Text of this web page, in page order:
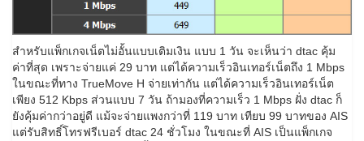
สำหรับแพ็กเกจเน็ตไม่อั้นแบบเติมเงิน แบบ 1 วัน จะเห็นว่า dtac คุ้ม
ค่าที่สุด เพราะจ่ายแค่ 29 บาท แต่ได้ความเร็วอินเทอร์เน็ตถึง 1 Mbps
ในขณะที่ทาง TrueMove H จ่ายเท่ากัน แต่ได้ความเร็วอินเทอร์เน็ต
เพียง 512 Kbps ส่วนแบบ 7 วัน ถ้ามองที่ความเร็ว 1 Mbps ฝั่ง dtac ก็
ยังคุ้มค่ากว่าอยู่ดี แม้จะจ่ายแพงกว่าที่ 119 บาท เทียบ 99 บาทของ AIS
แต่รับสิทธิ์โทรฟรีเบอร์ dtac 24 ชั่วโมง ในขณะที่ AIS เป็นแพ็กเกจ